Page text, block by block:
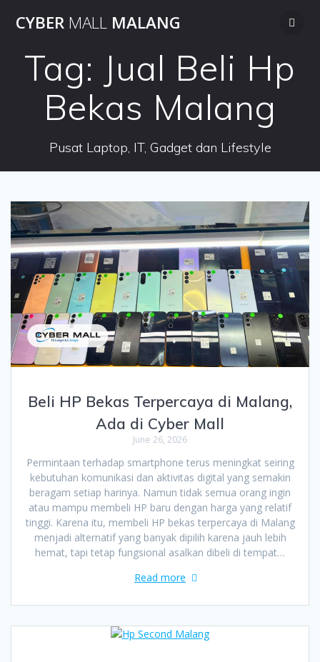
to
CYBER MALL MALANG
Tag: Jual Beli Hp
Bekas Malang
Pusat Laptop, IT, Gadget dan Lifestyle
Beli HP Bekas Terpercaya di Malang,
Ada di Cyber Mall
June 26, 2026
Permintaan terhadap smartphone terus meningkat seiring
kebutuhan komunikasi dan aktivitas digital yang semakin
beragam setiap harinya. Namun tidak semua orang ingin
atau mampu membeli HP baru dengan harga yang relatif
tinggi. Karena itu, membeli HP bekas terpercaya di Malang
menjadi alternatif yang banyak dipilih karena jauh lebih
hemat, tapi tetap fungsional asalkan dibeli di tempat…
Read more